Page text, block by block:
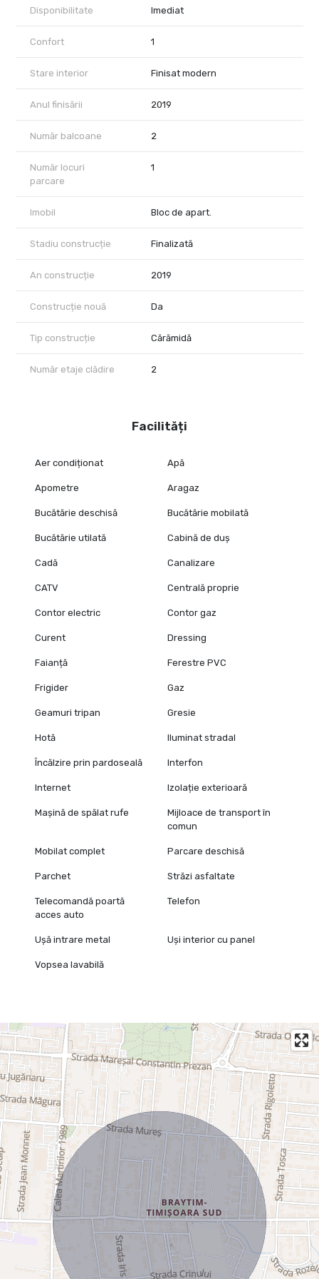
Disponibilitate Imediat
Confort 1
Stare interior Finisat modern
Anul finisării 2019
Număr balcoane 2
Număr locuri
parcare
1
Imobil Bloc de apart.
Stadiu construcție Finalizată
An construcție 2019
Construcție nouă Da
Tip construcție Cărămidă
Număr etaje clădire 2
Facilități
Aer condiționat Apă
Apometre Aragaz
Bucătărie deschisă Bucătărie mobilată
Bucătărie utilată Cabină de duș
Cadă Canalizare
CATV Centrală proprie
Contor electric Contor gaz
Curent Dressing
Faianță Ferestre PVC
Frigider Gaz
Geamuri tripan Gresie
Hotă Iluminat stradal
Încălzire prin pardoseală Interfon
Internet Izolație exterioară
Mașină de spălat rufe
Mijloace de transport în
comun
Mobilat complet Parcare deschisă
Parchet Străzi asfaltate
Telecomandă poartă
acces auto
Telefon
Ușă intrare metal Uși interior cu panel
Vopsea lavabilă